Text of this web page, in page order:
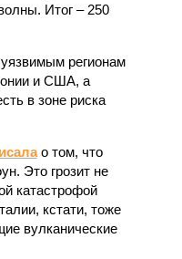
Итог – 250
регионам
и США, а
в зоне риска
о том, что
Это грозит не
катастрофой
кстати, тоже
вулканические